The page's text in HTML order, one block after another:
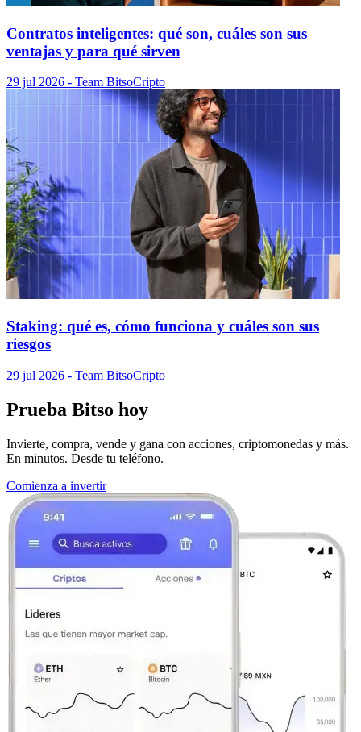
Contratos inteligentes: qué son, cuáles son sus
ventajas y para qué sirven
29 jul 2026 - Team BitsoCripto
Staking: qué es, cómo funciona y cuáles son sus
riesgos
29 jul 2026 - Team BitsoCripto
Prueba Bitso hoy
Invierte, compra, vende y gana con acciones, criptomonedas y más.
En minutos. Desde tu teléfono.
Comienza a invertir